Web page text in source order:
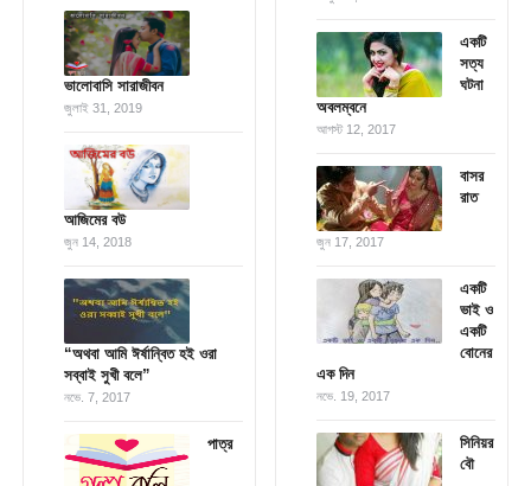
ভালোবাসি সারাজীবন
জুলাই 31, 2019
আজিমের বউ
জুন 14, 2018
“অথবা আমি ঈর্ষান্বিত হই ওরা
সব্বাই সুখী বলে”
নভে. 7, 2017
পাত্র
একটি
সত্য
ঘটনা
অবলম্বনে
আগস্ট 12, 2017
বাসর
রাত
জুন 17, 2017
একটি
ভাই ও
একটি
বোনের
এক দিন
নভে. 19, 2017
সিনিয়র
বৌ